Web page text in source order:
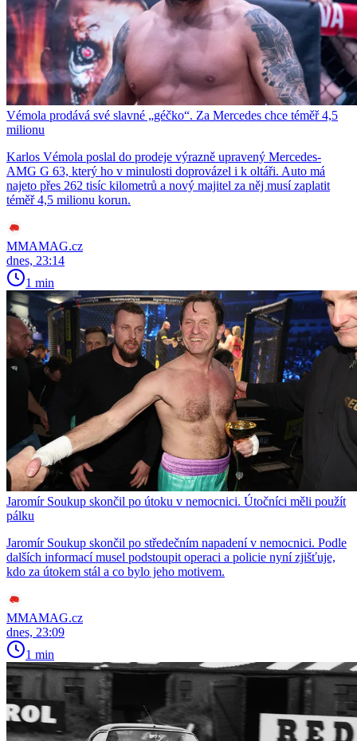
Vémola prodává své slavné „géčko“. Za Mercedes chce téměř 4,5
milionu
Karlos Vémola poslal do prodeje výrazně upravený Mercedes-
AMG G 63, který ho v minulosti doprovázel i k oltáři. Auto má
najeto přes 262 tisíc kilometrů a nový majitel za něj musí zaplatit
téměř 4,5 milionu korun.
MMAMAG.cz
dnes, 23:14
1 min
Jaromír Soukup skončil po útoku v nemocnici. Útočníci měli použít
pálku
Jaromír Soukup skončil po středečním napadení v nemocnici. Podle
dalších informací musel podstoupit operaci a policie nyní zjišťuje,
kdo za útokem stál a co bylo jeho motivem.
MMAMAG.cz
dnes, 23:09
1 min